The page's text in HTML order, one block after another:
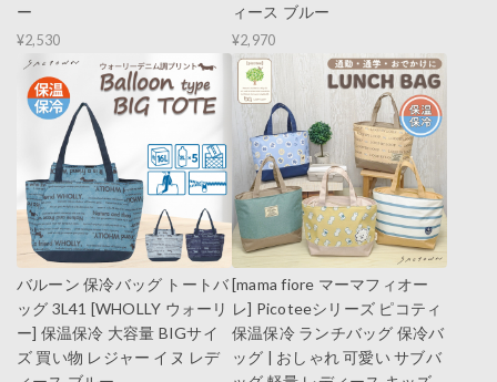
ー
¥2,530
ィース ブルー
¥2,970
バルーン 保冷バッグ トートバ
ッグ 3L41 [WHOLLY ウォーリ
ー] 保温保冷 大容量 BIGサイ
ズ 買い物 レジャー イヌ レデ
[mama fiore マーマフィオー
レ] Picoteeシリーズ ピコティ
保温保冷 ランチバッグ 保冷バ
ッグ | おしゃれ 可愛い サブバ